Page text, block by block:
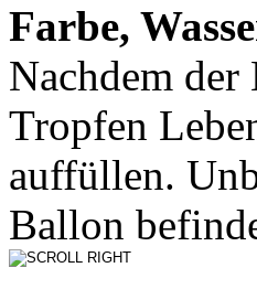
Farbe,
Nachdem
Tropfen
auffüllen.
Ballon